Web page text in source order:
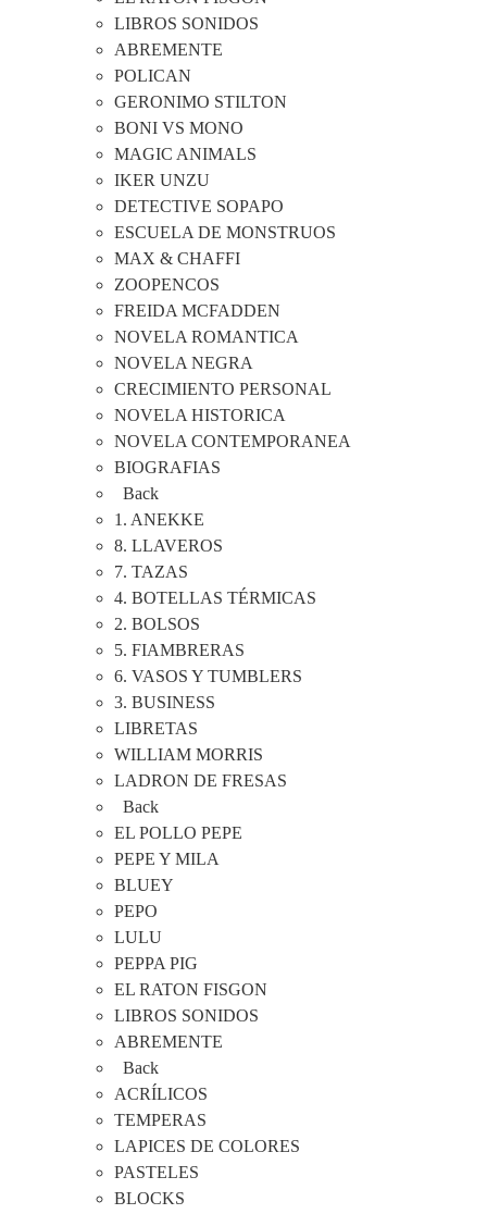
LIBROS SONIDOS
ABREMENTE
POLICAN
GERONIMO STILTON
BONI VS MONO
MAGIC ANIMALS
IKER UNZU
DETECTIVE SOPAPO
ESCUELA DE MONSTRUOS
MAX & CHAFFI
ZOOPENCOS
FREIDA MCFADDEN
NOVELA ROMANTICA
NOVELA NEGRA
CRECIMIENTO PERSONAL
NOVELA HISTORICA
NOVELA CONTEMPORANEA
BIOGRAFIAS
Back
1. ANEKKE
8. LLAVEROS
7. TAZAS
4. BOTELLAS TÉRMICAS
2. BOLSOS
5. FIAMBRERAS
6. VASOS Y TUMBLERS
3. BUSINESS
LIBRETAS
WILLIAM MORRIS
LADRON DE FRESAS
Back
EL POLLO PEPE
PEPE Y MILA
BLUEY
PEPO
LULU
PEPPA PIG
EL RATON FISGON
LIBROS SONIDOS
ABREMENTE
Back
ACRÍLICOS
TEMPERAS
LAPICES DE COLORES
PASTELES
BLOCKS